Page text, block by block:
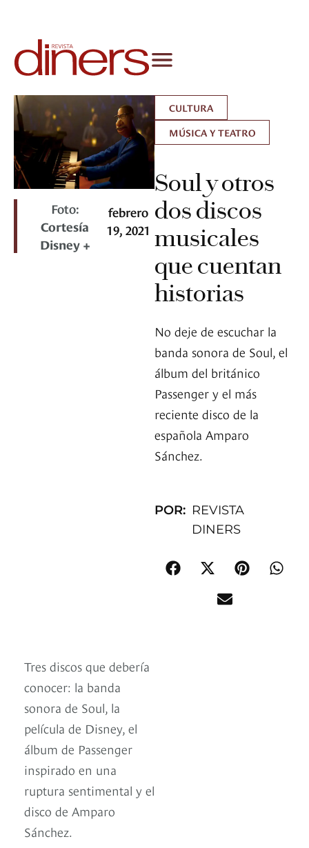
Foto:
Cortesía
Disney +
febrero
19, 2021
CULTURA
MÚSICA Y TEATRO
Soul y otros
dos discos
musicales
que cuentan
historias
No deje de escuchar la
banda sonora de Soul, el
álbum del británico
Passenger y el más
reciente disco de la
española Amparo
Sánchez.
POR: REVISTA
DINERS
Tres discos que debería
conocer: la banda
sonora de Soul, la
película de Disney, el
álbum de Passenger
inspirado en una
ruptura sentimental y el
disco de Amparo
Sánchez.